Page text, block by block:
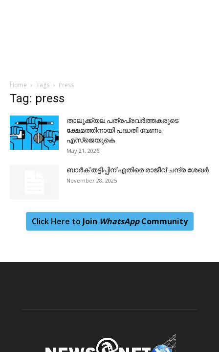
Home Tags Press
Tag: press
താലൂക്ക്തല പത്രപ്രവര്‍ത്തകരുടെ
ക്ഷേമത്തിനായി പദ്ധതി വേണം:
എസ്‌ജെയുകെ
May 21, 2026
ബാർക് തട്ടിപ്പിന് എതിരെ രാജീവ്‌ ചന്ദ്ര ശേഖർ
November 28, 2025
Click Here to Join WhatsAppCommunity